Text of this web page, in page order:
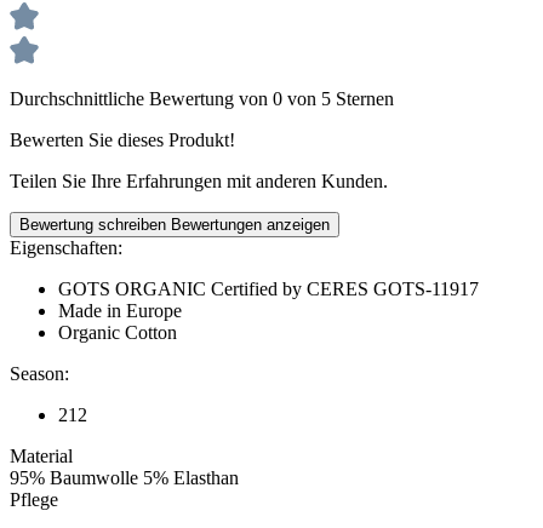
Durchschnittliche Bewertung von 0 von 5 Sternen
Bewerten Sie dieses Produkt!
Teilen Sie Ihre Erfahrungen mit anderen Kunden.
Bewertung schreiben Bewertungen anzeigen
Eigenschaften:
GOTS ORGANIC Certified by CERES GOTS-11917
Made in Europe
Organic Cotton
Season:
212
Material
95% Baumwolle 5% Elasthan
Pflege